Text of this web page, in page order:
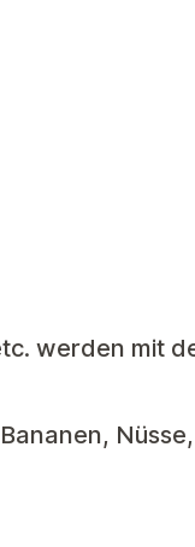
werden mit
Nüsse,